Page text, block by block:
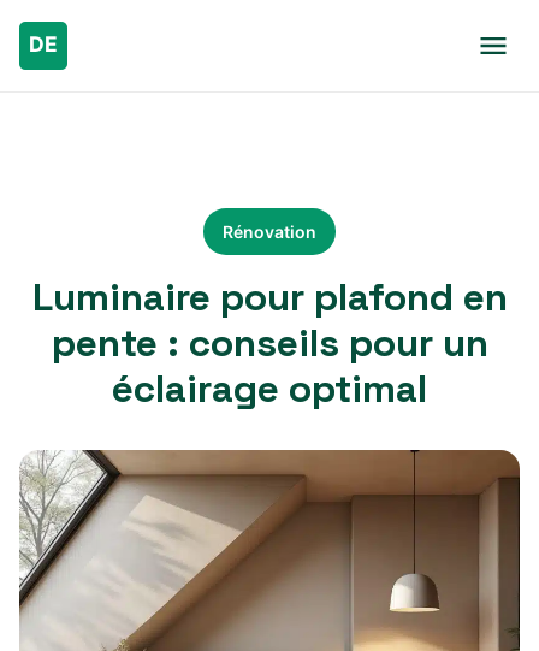
Rénovation
Luminaire pour plafond en
pente : conseils pour un
éclairage optimal